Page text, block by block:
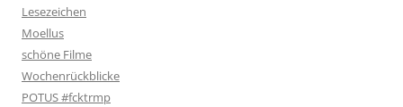
Lesezeichen
Moellus
schöne Filme
Wochenrückblicke
POTUS #fcktrmp